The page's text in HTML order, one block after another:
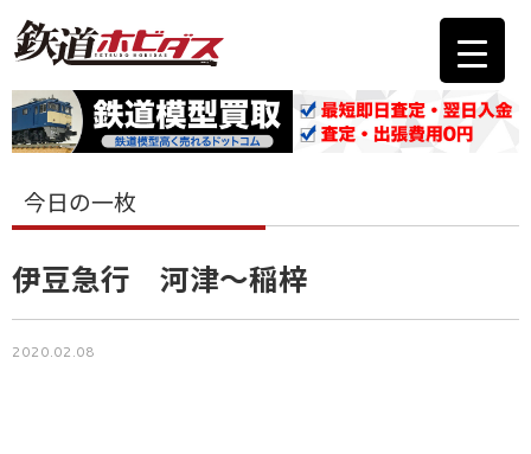
今日の一枚
伊豆急行 河津〜稲梓
2020.02.08